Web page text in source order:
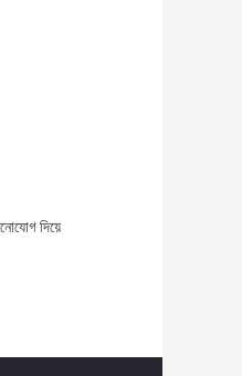
দিয়ে